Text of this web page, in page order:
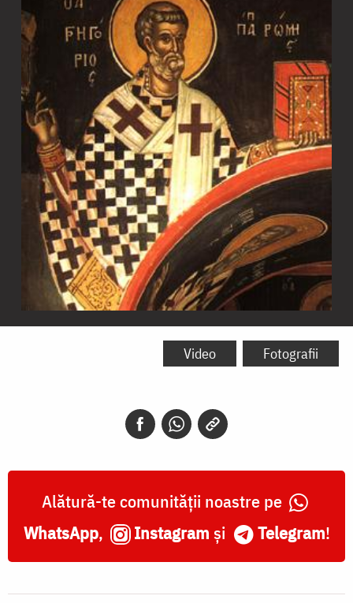
Sfântul
Video Fotografii
Alătură-te comunității noastre pe
WhatsApp, Instagram și Telegram!